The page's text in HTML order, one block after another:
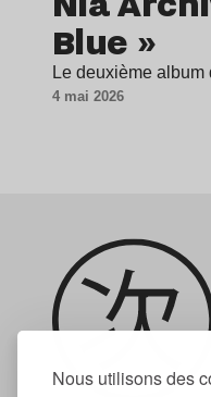
Nous utilisons des
Blue »
Le deuxième
4 mai 2026